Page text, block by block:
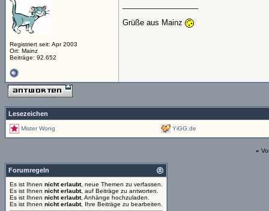
Registriert seit: Apr 2003
Ort: Mainz
Beiträge: 92.652
Grüße aus Mainz
Lesezeichen
Mister Wong YiGG.de
«
Forumregeln
Es ist Ihnen nicht erlaubt, neue Themen zu verfassen.
Es ist Ihnen nicht erlaubt, auf Beiträge zu antworten.
Es ist Ihnen nicht erlaubt, Anhänge hochzuladen.
Es ist Ihnen nicht erlaubt, Ihre Beiträge zu bearbeiten.